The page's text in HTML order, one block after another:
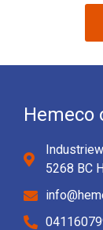
Hemeco
5268 BC